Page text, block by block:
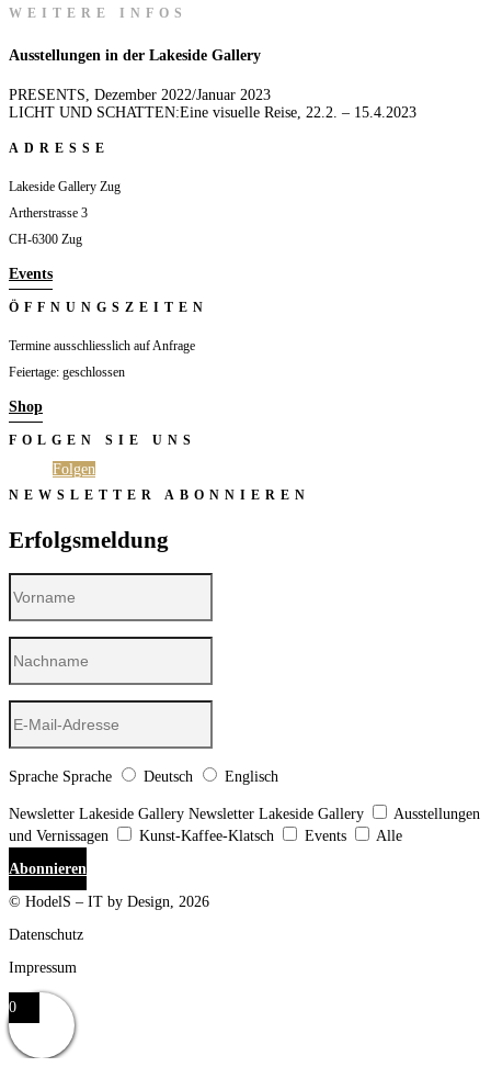
WEITERE INFOS
Ausstellungen in der Lakeside Gallery
PRESENTS, Dezember 2022/Januar 2023
LICHT UND SCHATTEN:Eine visuelle Reise, 22.2. – 15.4.2023
ADRESSE
Lakeside Gallery Zug
Artherstrasse 3
CH-6300 Zug
Events
ÖFFNUNGSZEITEN
Termine ausschliesslich auf Anfrage
Feiertage: geschlossen
Shop
FOLGEN SIE UNS
Folgen
NEWSLETTER ABONNIEREN
Erfolgsmeldung
Sprache Sprache Deutsch Englisch
Newsletter Lakeside Gallery Newsletter Lakeside Gallery
Ausstellungen
und Vernissagen
Kunst-Kaffee-Klatsch Events
Alle
Abonnieren
© HodelS – IT by Design, 2026
Datenschutz
Impressum
0